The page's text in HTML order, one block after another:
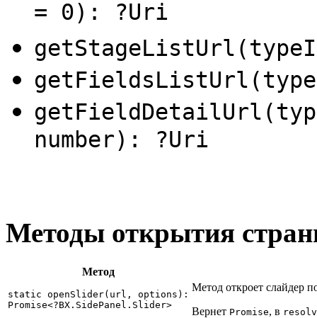
= 0): ?Uri
number): ?Uri
Методы открытия
Метод
static openSlider(url, options):
Promise<?BX.SidePanel.Slider>
Метод откроет слайдер
Вернет Promise, в